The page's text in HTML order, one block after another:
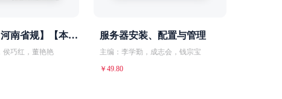
大学语文【河南省规】【本科】
侯巧红，董艳艳
服务器安装、配置与管理
主编：李学勤，成志会，钱宗宝
￥49.80